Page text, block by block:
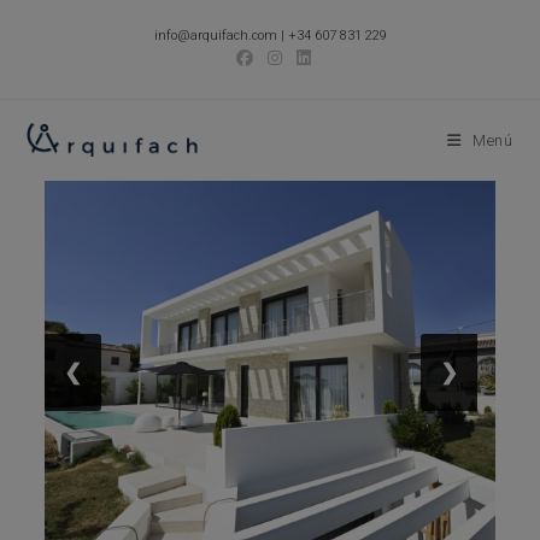
info@arquifach.com | +34 607 831 229
Menú
❮ ❯